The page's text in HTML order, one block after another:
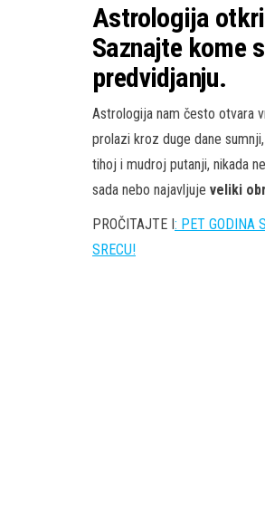
Astrologija
Saznajte kome
predvidjanju.
Astrologija nam često otvara
prolazi kroz duge dane
tihoj i mudroj putanji, nikada
sada nebo najavljuje veliki
PROČITAJTE I: PET GODINA
SRECU!